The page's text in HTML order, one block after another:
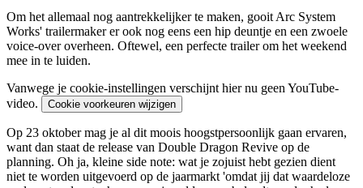
Om het allemaal nog aantrekkelijker te maken, gooit Arc System
Works' trailermaker er ook nog eens een hip deuntje en een zwoele
voice-over overheen. Oftewel, een perfecte trailer om het weekend
mee in te luiden.
Vanwege je cookie-instellingen verschijnt hier nu geen YouTube-
video.
Cookie voorkeuren wijzigen
Op 23 oktober mag je al dit moois hoogstpersoonlijk gaan ervaren,
want dan staat de release van Double Dragon Revive op de
planning. Oh ja, kleine side note: wat je zojuist hebt gezien dient
niet te worden uitgevoerd op de jaarmarkt 'omdat jij dat waardeloze